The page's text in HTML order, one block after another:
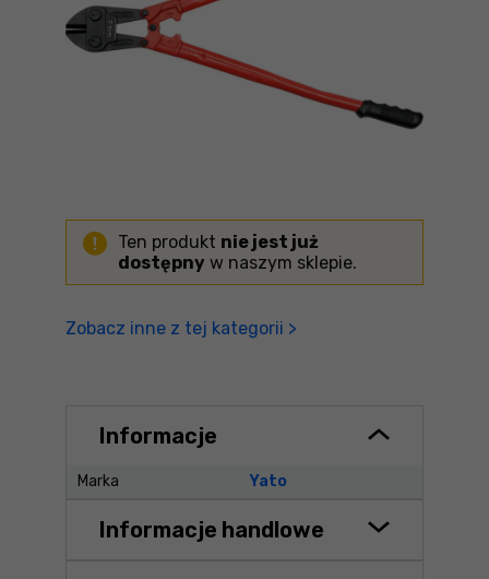
Ten produkt nie jest już
dostępny w naszym sklepie.
Zobacz inne z tej kategorii >
Informacje
Marka Yato
Informacje handlowe